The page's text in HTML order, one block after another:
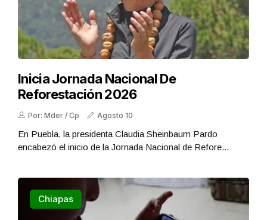
Inicia Jornada Nacional De
Reforestación 2026
Por: Mder / Cp Agosto 10
En Puebla, la presidenta Claudia Sheinbaum Pardo
encabezó el inicio de la Jornada Nacional de Refore...
Chiapas